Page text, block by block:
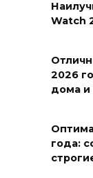
Watch
2026
дома и
года: